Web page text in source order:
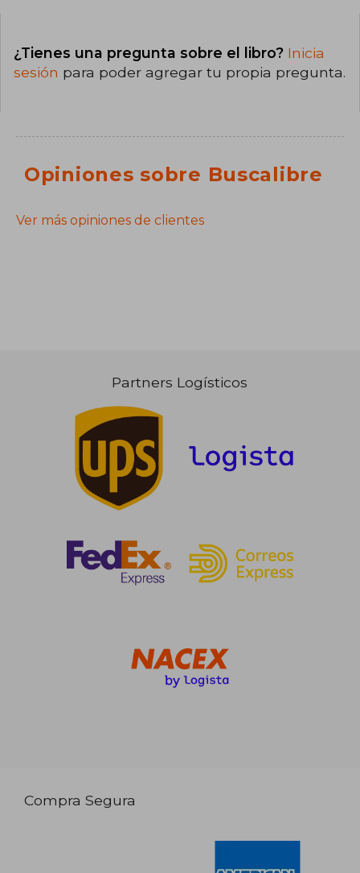
¿Tienes una pregunta sobre el libro? Inicia
sesión para poder agregar tu propia pregunta.
Opiniones sobre Buscalibre
Ver más opiniones de clientes
Partners Logísticos
Compra Segura